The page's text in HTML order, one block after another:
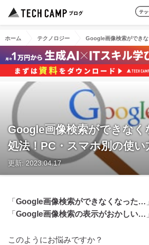
ホーム テクノロジー Google画像検索ができ
Google画像検索ができなく
処法！PC・スマホ別の使い
更新: 2023.04.17
「 Google画像検索ができなくなった…
「 Google画像検索の表示がおかしい…
このようにお悩みですか？